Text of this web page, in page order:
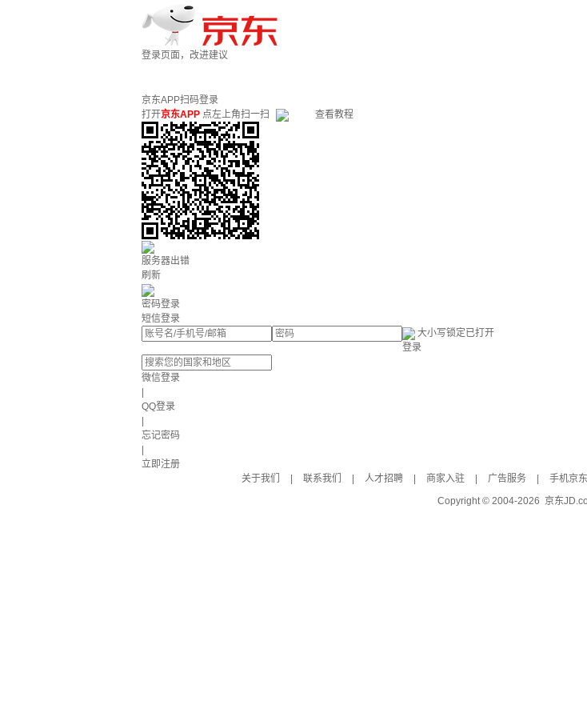
登录页面，改进建议
京东APP扫码登录
打开京东APP 点左上角扫一扫 查看教程
服务器出错
刷新
密码登录
短信登录
大小写锁定已打开
登录
微信登录
QQ登录
忘记密码
立即注册
关于我们
联系我们 人才招聘 商家入驻 广告服务 手机京东
Copyright © 2004-2026 京东